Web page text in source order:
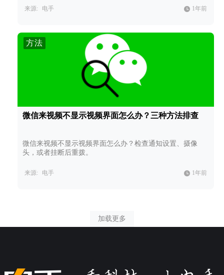
来源: 电手 1年前
方法
微信来视频不显示视频界面怎么办？三种方法排查
微信来视频不显示视频界面怎么办？检查通知设置、摄像
头，或者挂断后重拨。
来源: 电手 1年前
加载更多